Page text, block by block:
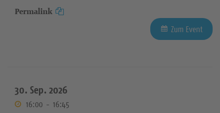
Permalink
Zum Event
30. Sep. 2026
16:00 - 16:45